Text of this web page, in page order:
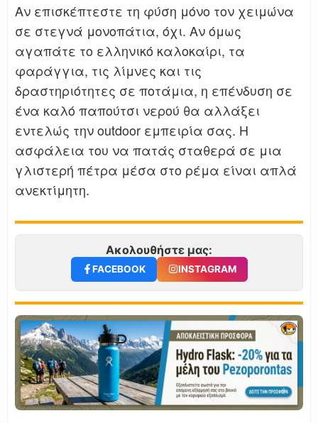
Αν επισκέπτεστε τη φύση μόνο τον χειμώνα
σε στεγνά μονοπάτια, όχι. Αν όμως
αγαπάτε το ελληνικό καλοκαίρι, τα
φαράγγια, τις λίμνες και τις
δραστηριότητες σε ποτάμια, η επένδυση σε
ένα καλό παπούτσι νερού θα αλλάξει
εντελώς την outdoor εμπειρία σας. Η
ασφάλεια του να πατάς σταθερά σε μια
γλιστερή πέτρα μέσα στο ρέμα είναι απλά
ανεκτίμητη.
Ακολουθήστε μας:
FACEBOOK INSTAGRAM